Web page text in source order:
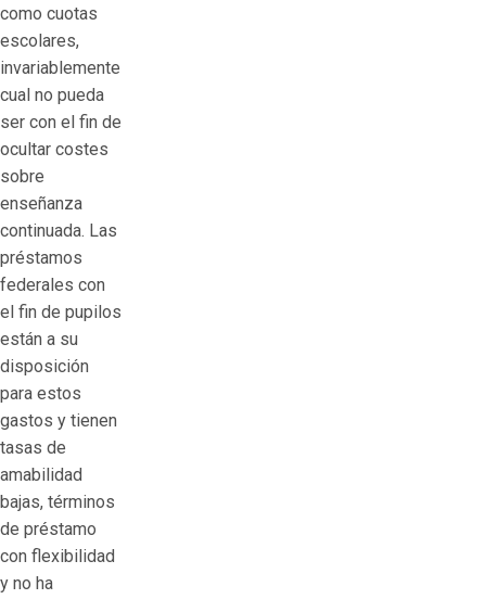
como cuotas
escolares,
invariablemente
cual no pueda
ser con el fin de
ocultar costes
sobre
enseñanza
continuada. Las
préstamos
federales con
el fin de pupilos
están a su
disposición
para estos
gastos y tienen
tasas de
amabilidad
bajas, términos
de préstamo
con flexibilidad
y no ha